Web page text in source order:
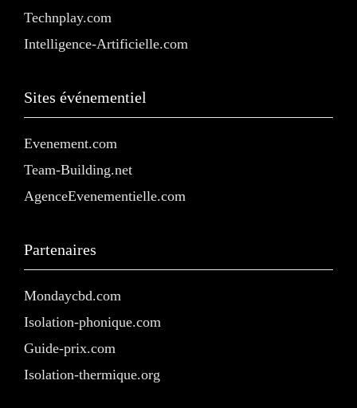
Technplay.com
Intelligence-Artificielle.com
Sites événementiel
Evenement.com
Team-Building.net
AgenceEvenementielle.com
Partenaires
Mondaycbd.com
Isolation-phonique.com
Guide-prix.com
Isolation-thermique.org